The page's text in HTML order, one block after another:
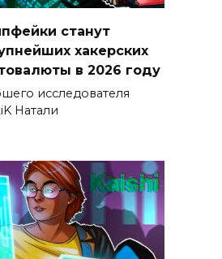
станут
хакерских
в 2026 году
исследователя
Натали